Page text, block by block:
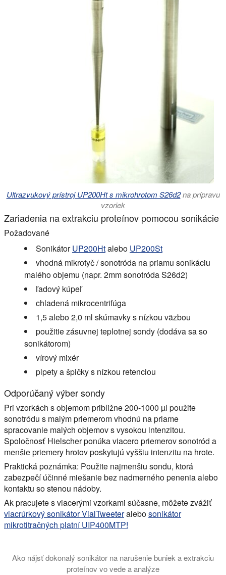
Ultrazvukový prístroj UP200Ht s mikrohrotom S26d2na prípravu
vzoriek
Zariadenia na extrakciu proteínov pomocou sonikácie
Požadované
SonikátorUP200Htalebo UP200St
vhodná mikrotyč / sonotróda na priamu sonikáciu
malého objemu (napr. 2mm sonotróda S26d2)
ľadový kúpeľ
chladená mikrocentrifúga
1,5 alebo 2,0 ml skúmavky s nízkou väzbou
použitie zásuvnej teplotnej sondy (dodáva sa so
sonikátorom)
vírový mixér
pipety a špičky s nízkou retenciou
Odporúčaný výber sondy
Pri vzorkách s objemom približne 200-1000 µl použite
sonotródu s malým priemerom vhodnú na priame
spracovanie malých objemov s vysokou intenzitou.
Spoločnosť Hielscher ponúka viacero priemerov sonotród a
menšie priemery hrotov poskytujú vyššiu intenzitu na hrote.
Praktická poznámka: Použite najmenšiu sondu, ktorá
zabezpečí účinné miešanie bez nadmerného penenia alebo
kontaktu so stenou nádoby.
Ak pracujete s viacerými vzorkami súčasne, môžete zvážiť
viacrúrkový sonikátor VialTweeteralebosonikátor
mikrotitračných platní UIP400MTP!
Ako nájsť dokonalý sonikátor na narušenie buniek a extrakciu
proteínov vo vede a analýze